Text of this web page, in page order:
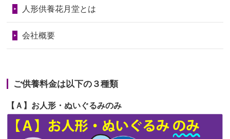
2026/06/23ありがとうね
の祖父母か...
2026/06/20
雛人形をお道具も含め一式で引き取っ
てくださる...
第68回人形供養祭令和6年3月22日(金)
第65回人形供養祭令和5年11月09日(木)
第64回人形供養祭令和5年9月21日(木)
第63回人形供養祭 令和5年8月1日(火)
人形供養花月堂とは
会社概要
ご供養料金は以下の３種類
【Ａ】お人形・ぬいぐるみのみ